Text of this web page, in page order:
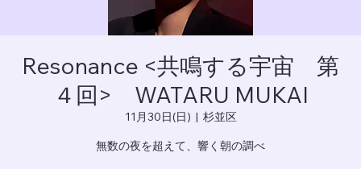
Resonance <共鳴する宇宙 第
４回> WATARU MUKAI
11月30日(日)
  |
杉並区
無数の夜を超えて、響く朝の調べ